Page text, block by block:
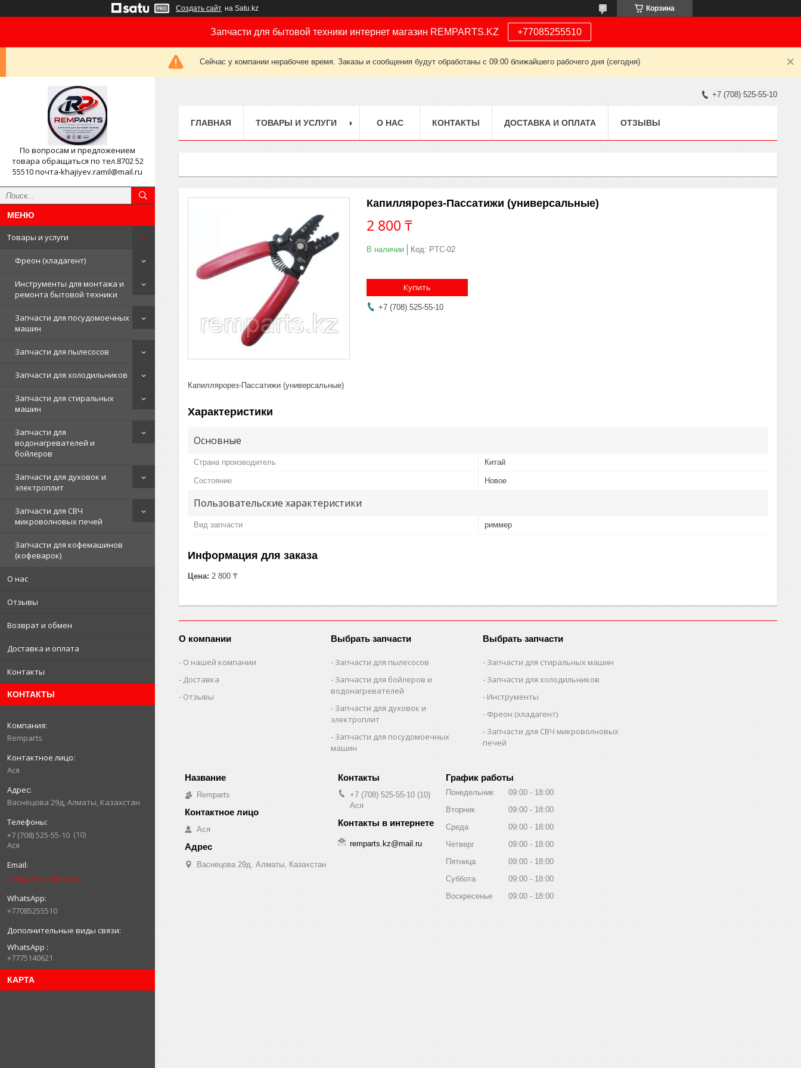
Создать сайт на Satu.kz Корзина
Запчасти для бытовой техники интернет магазин REMPARTS.KZ +77085255510
Сейчас у компании нерабочее время. Заказы и сообщения будут обработаны с 09:00 ближайшего рабочего дня (сегодня)
По вопросам и предложением
товара обращаться по тел.8702 52
55510 почта-khajiyev.ramil@mail.ru
Товары и услуги
Фреон (хладагент)
Инструменты для монтажа и
ремонта бытовой техники
Запчасти для посудомоечных
машин
Запчасти для пылесосов
Запчасти для холодильников
Запчасти для стиральных
машин
Запчасти для
водонагревателей и
бойлеров
Запчасти для духовок и
электроплит
Запчасти для СВЧ
микроволновых печей
Запчасти для кофемашинов
(кофеварок)
О нас
Отзывы
Возврат и обмен
Доставка и оплата
Контакты
КОНТАКТЫ
Remparts
Ася
Васнецова 29д, Алматы, Казахстан
+7 (708) 525-55-10
10
Ася
remparts.kz@mail.ru
+77085255510
WhatsApp
+7775140621
КАРТА
+7 (708) 525-55-10
ГЛАВНАЯ ТОВАРЫ И УСЛУГИ О НАС КОНТАКТЫ ДОСТАВКА И ОПЛАТА ОТЗЫВЫ
Капиллярорез-Пассатижи (универсальные)
2 800 ₸
В наличии Код: PTС-02
Купить
+7 (708) 525-55-10
Капиллярорез-Пассатижи (универсальные)
Характеристики
Основные
Страна производитель Китай
Состояние Новое
Пользовательские характеристики
Вид запчасти риммер
Информация для заказа
Цена: 2 800 ₸
О компании
О нашей компании
Доставка
Отзывы
Выбрать запчасти
Запчасти для пылесосов
Запчасти для бойлеров и
водонагревателей
Запчасти для духовок и
электроплит
Запчасти для посудомоечных
машин
Выбрать запчасти
Запчасти для стиральных машин
Запчасти для холодильников
Инструменты
Фреон (хладагент)
Запчасти для СВЧ микроволновых
печей
Remparts
Ася
Васнецова 29д, Алматы, Казахстан
+7 (708) 525-55-10 10
Ася
remparts.kz@mail.ru
График работы
Понедельник 09:00
18:00
Вторник
09:00
18:00
Среда
09:00
18:00
Четверг
09:00
18:00
Пятница
09:00
18:00
Суббота
09:00
18:00
Воскресенье
09:00 18:00